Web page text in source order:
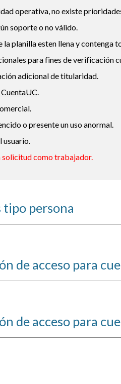
operativa, no existe
soporte o no válido.
planilla esten llena y contenga
para fines de verificación
adicional de titularidad.
.
o presente un uso anormal.
usuario.
como trabajador.
persona
de acceso para
de acceso para